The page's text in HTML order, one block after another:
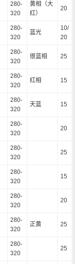
280-
320
黄相（大
红）
20
280-
320
蓝光
10/
20
280-
320
很蓝相 25
280-
320
红相 15
280-
320
天蓝 15
280-
320
20
280-
320
25
280-
320
15
280-
320
20
280-
320
正黄 25
280-
320
25